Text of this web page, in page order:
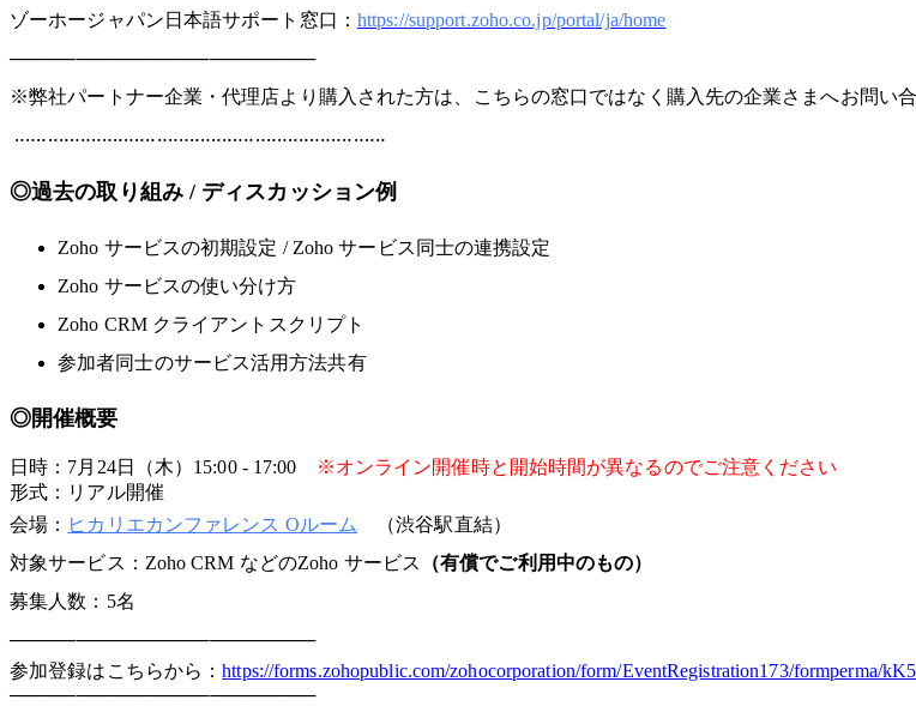
ゾーホージャパン日本語サポート窓口： https://support.zoho.co.jp/portal/ja/home
───────────────────────
※弊社パートナー企業・代理店より購入された方は、こちらの窓口ではなく購入先の企業さまへお問い合
‥‥‥‥‥‥‥‥‥‥‥‥‥‥‥‥‥‥‥‥‥‥‥‥‥‥‥‥‥‥‥‥‥‥
◎過去の取り組み / ディスカッション例
Zoho サービスの初期設定 / Zoho サービス同士の連携設定
Zoho サービスの使い分け方
Zoho CRM クライアントスクリプト
参加者同士のサービス活用方法共有
◎開催概要
日時：7月24日（木）15:00 - 17:00
※オンライン開催時と開始時間が異なるのでご注意ください
形式：リアル開催
会場： ヒカリエカンファレンス Oルーム
（渋谷駅直結）
対象サービス：Zoho CRM などのZoho サービス
（有償でご利用中のもの）
募集人数：5名
───────────────────────
参加登録はこちらから：https://forms.zohopublic.com/zohocorporation/form/EventRegistration173/
───────────────────────